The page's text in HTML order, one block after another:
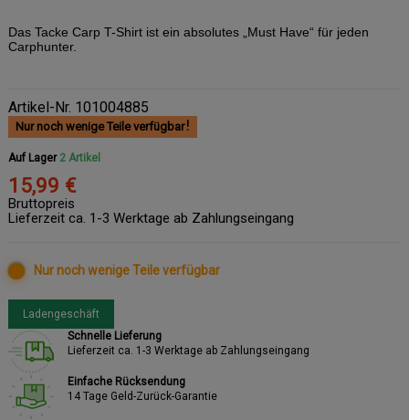
Das Tacke Carp T-Shirt ist ein absolutes „Must Have“ für jeden
Carphunter.
Artikel-Nr. 101004885
Nur noch wenige Teile verfügbar
Auf Lager 2 Artikel
15,99 €
Bruttopreis
Lieferzeit ca. 1-3 Werktage ab Zahlungseingang
Nur noch wenige Teile verfügbar
Ladengeschäft
Schnelle Lieferung
Lieferzeit ca. 1-3 Werktage ab Zahlungseingang
Einfache Rücksendung
14 Tage Geld-Zurück-Garantie